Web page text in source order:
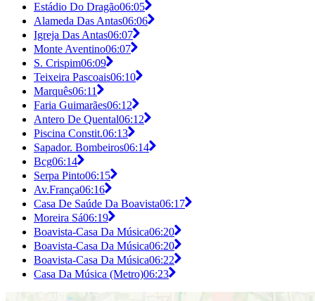
Estádio Do Dragão06:05
Alameda Das Antas06:06
Igreja Das Antas06:07
Monte Aventino06:07
S. Crispim06:09
Teixeira Pascoais06:10
Marquês06:11
Faria Guimarães06:12
Antero De Quental06:12
Piscina Constit.06:13
Sapador. Bombeiros06:14
Bcg06:14
Serpa Pinto06:15
Av.França06:16
Casa De Saúde Da Boavista06:17
Moreira Sá06:19
Boavista-Casa Da Música06:20
Boavista-Casa Da Música06:20
Boavista-Casa Da Música06:22
Casa Da Música (Metro)06:23